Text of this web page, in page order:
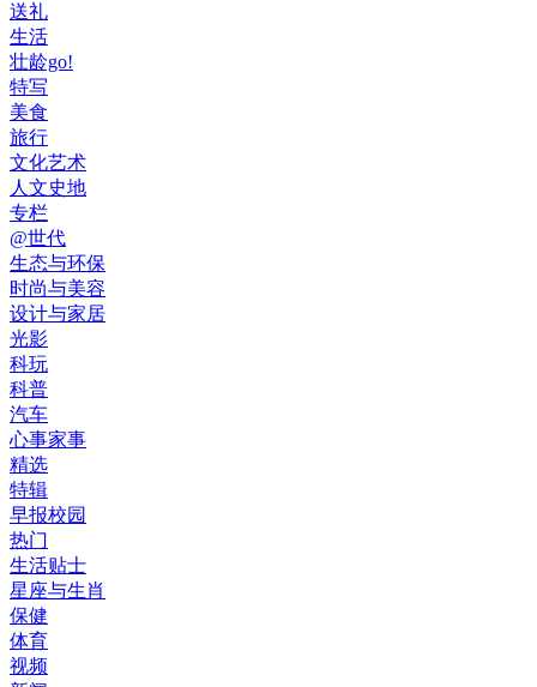
送礼
生活
壮龄go!
特写
美食
旅行
文化艺术
人文史地
专栏
@世代
生态与环保
时尚与美容
设计与家居
光影
科玩
科普
汽车
心事家事
精选
特辑
早报校园
热门
生活贴士
星座与生肖
保健
体育
视频